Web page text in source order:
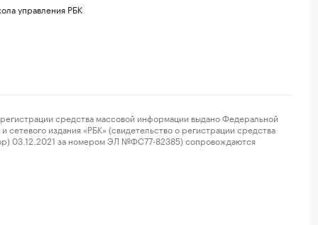
управления РБК
средства массовой информации выдано Федеральной
издания «РБК» (свидетельство о регистрации средства
03.12.2021 за номером ЭЛ №ФС77-82385) сопровождаются